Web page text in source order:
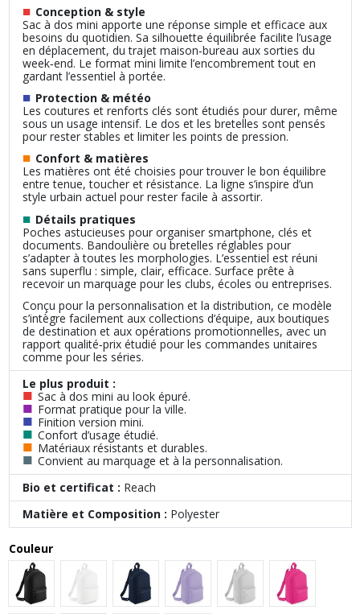
■ Conception & style
Sac à dos mini apporte une réponse simple et efficace aux
besoins du quotidien. Sa silhouette équilibrée facilite l’usage
en déplacement, du trajet maison‑bureau aux sorties du
week‑end. Le format mini limite l’encombrement tout en
gardant l’essentiel à portée.
■ Protection & météo
Les coutures et renforts clés sont étudiés pour durer, même
sous un usage intensif. Le dos et les bretelles sont pensés
pour rester stables et limiter les points de pression.
■ Confort & matières
Les matières ont été choisies pour trouver le bon équilibre
entre tenue, toucher et résistance. La ligne s’inspire d’un
style urbain actuel pour rester facile à assortir.
■ Détails pratiques
Poches astucieuses pour organiser smartphone, clés et
documents. Bandoulière ou bretelles réglables pour
s’adapter à toutes les morphologies. L’essentiel est réuni
sans superflu : simple, clair, efficace. Surface prête à
recevoir un marquage pour les clubs, écoles ou entreprises.
Conçu pour la personnalisation et la distribution, ce modèle
s’intègre facilement aux collections d’équipe, aux boutiques
de destination et aux opérations promotionnelles, avec un
rapport qualité‑prix étudié pour les commandes unitaires
comme pour les séries.
Le plus produit :
■ Sac à dos mini au look épuré.
■ Format pratique pour la ville.
■ Finition version mini.
■ Confort d’usage étudié.
■ Matériaux résistants et durables.
■ Convient au marquage et à la personnalisation.
Bio et certificat : Reach
Matière et Composition : Polyester
Couleur
Black French NavyLavender Light Grey Fuchsia